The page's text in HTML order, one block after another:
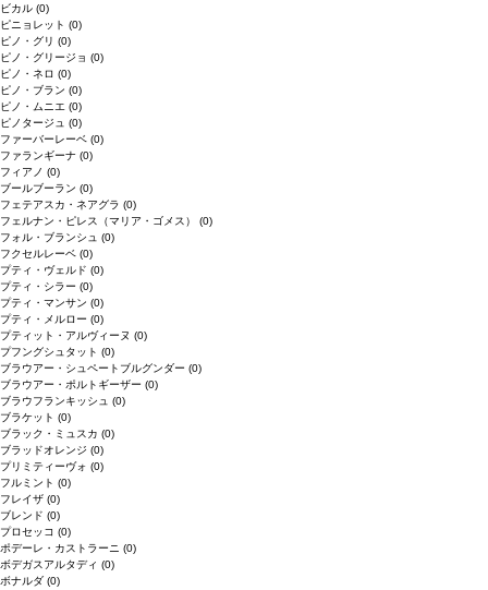
ビカル (0)
ピニョレット (0)
ピノ・グリ (0)
ピノ・グリージョ (0)
ピノ・ネロ (0)
ピノ・ブラン (0)
ピノ・ムニエ (0)
ピノタージュ (0)
ファーバーレーベ (0)
ファランギーナ (0)
フィアノ (0)
ブールブーラン (0)
フェテアスカ・ネアグラ (0)
フェルナン・ピレス（マリア・ゴメス） (0)
フォル・ブランシュ (0)
フクセルレーベ (0)
プティ・ヴェルド (0)
プティ・シラー (0)
プティ・マンサン (0)
プティ・メルロー (0)
プティット・アルヴィーヌ (0)
プフングシュタット (0)
ブラウアー・シュペートブルグンダー (0)
ブラウアー・ポルトギーザー (0)
ブラウフランキッシュ (0)
ブラケット (0)
ブラック・ミュスカ (0)
ブラッドオレンジ (0)
プリミティーヴォ (0)
フルミント (0)
フレイザ (0)
ブレンド (0)
プロセッコ (0)
ポデーレ・カストラーニ (0)
ボデガスアルタディ (0)
ボナルダ (0)